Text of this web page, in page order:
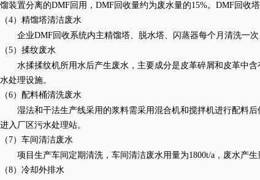
馏装置分离的DMF回用，DMF回收量约为废水量的15%。DMF回收
（4） 精馏塔清洁废水
企业DMF回收系统内主精馏塔、脱水塔、闪蒸器每个月清洗一
（5） 揉纹废水
水揉揉纹机所用水后产生废水，主要成分是皮革碎屑和皮革中
水处理设施。
（6） 配料桶清洗废水
湿法和干法生产线采用的浆料需采用混合机和搅拌机进行配料
进入厂区污水处理站。
（7） 车间清洁废水
项目生产车间定期清洗，车间清洁废水用量为1800t/a，废水产
（8） 冷却外排水